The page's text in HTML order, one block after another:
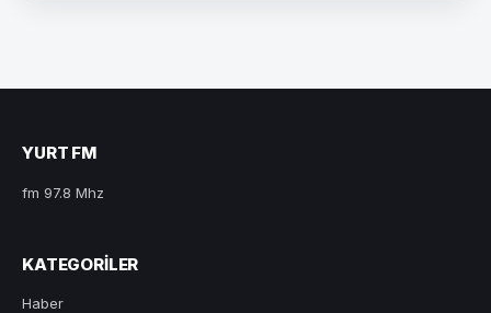
YURT FM
fm 97.8 Mhz
KATEGORILER
Haber